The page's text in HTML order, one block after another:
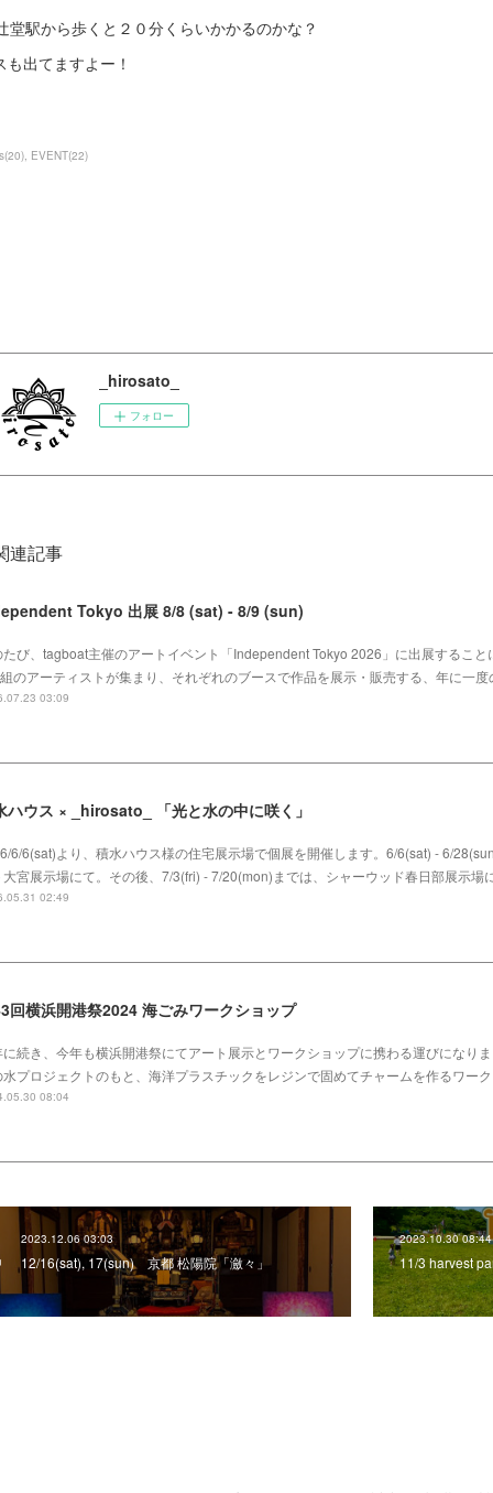
堂駅から歩くと２０分くらいかかるのかな？
も出てますよー！
(20) EVENT(22)
_hirosato_
フォロー
連記事
Tokyo 出展 8/8 (sat) - 8/9 (sun)
たび、tagboat主催のアートイベント「Independent Tokyo 2026」に出展すること
のアーティストが集まり、それぞれのブースで作品を展示・販売する、年に一
03:09
ハウス × _hirosato_ 「光と水の中に咲く」
6/6(sat)より、積水ハウス様の住宅展示場で個展を開催します。6/6(sat) - 6/
大宮展示場にて。その後、7/3(fri) - 7/20(mon)までは、シャーウッド春日部展示
02:49
回横浜開港祭2024 海ごみワークショップ
に続き、今年も横浜開港祭にてアート展示とワークショップに携わる運びになり
水プロジェクトのもと、海洋プラスチックをレジンで固めてチャームを作るワー
08:04
2023.12.06 03:03
12/16(sat), 17(sun) 京都 松陽院「瀲々」
2023.10.30 08:44
11/3 harvest